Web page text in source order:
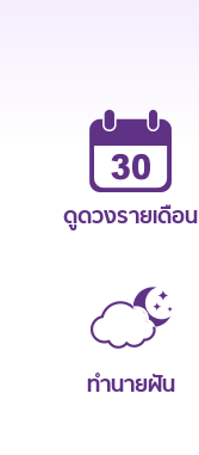
ดูดวงรายเดือน
ทำนายฝัน